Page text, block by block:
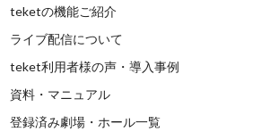
teketの機能ご紹介
ライブ配信について
teket利用者様の声・導入事例
資料・マニュアル
登録済み劇場・ホール一覧